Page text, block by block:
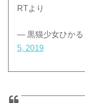
RTより
— 黒猫少女ひかる
5, 2019